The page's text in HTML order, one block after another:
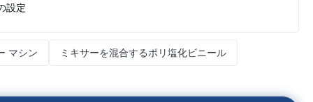
設定
マシン
ミキサーを混合するポリ塩化ビニール